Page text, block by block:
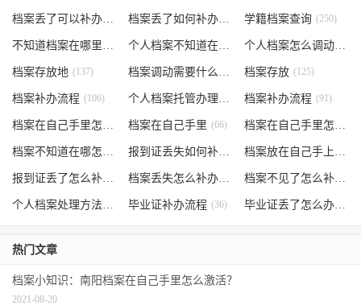
档案丢了可以补办吗 (371) 档案丢了如何补办 学籍档案查询 (250)
不知道档案在哪里 个人档案不知道在哪儿 (191) 个人档案怎么调动
档案存放地 (137) 档案调动需要什么手续 (130)
档案存放 (125)
档案补办流程 (106) 个人档案托管办理流程 (102)
档案补办流程 (91)
档案在自己手里怎么办 (85)
档案在自己手里 (66) 档案在自己手里怎么处理
档案不知道在哪怎么办 (62) 报到证丢失如何补办 (54) 档案放在自己手上
报到证丢了怎么补办 (52) 档案丢失怎么补办 档案不见了怎么补办
个人档案处理方法 毕业证补办流程 (36) 毕业证丢了怎么办
热门文章
档案小知识：南阳档案在自己手里怎么激活？
2021-08-20